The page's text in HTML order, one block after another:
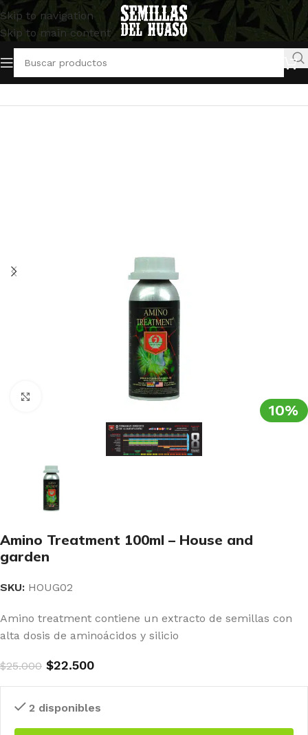
Skip to navigation
Skip to main content
Inicio/Artículos Indoor/Abonos y Fertilizantes
10%
Amino Treatment 100ml – House and
garden
SKU: HOUG02
Amino treatment contiene un extracto de semillas con
alta dosis de aminoácidos y silicio
$25.000 $22.500
2 disponibles